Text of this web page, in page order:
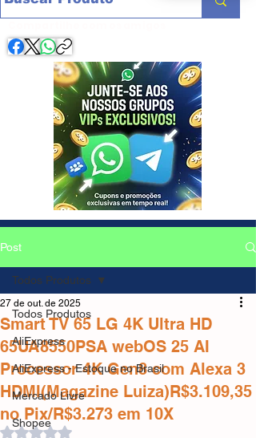
Post
Todos Produtos
AliExpress
AliExpress - Estoque no Brasil
Mercado Livre
Shopee
Todos Produtos
Smart TV 65 LG 4K Ultra HD
65UA8550PSA webOS 25 AI
Processor 4K Gen8 com Alexa 3
HDMI(Magazine Luiza)R$3.109,35
no Pix/R$3.273 em 10X
27 de out. de 2025
Avaliado com NaN de 5 estrelas.